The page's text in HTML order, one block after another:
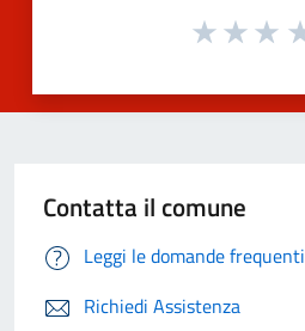
Contatta il comune
Leggi le domande frequenti
Richiedi Assistenza